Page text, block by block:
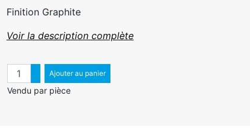
Finition Graphite
Voir la description complète
QuantitéAugmenter quantité
Diminuer quantité
Ajouter au panier
Vendu par pièce